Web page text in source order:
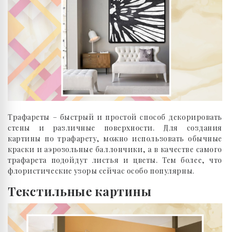
Трафареты – быстрый и простой способ декорировать
стены и различные поверхности. Для создания
картины по трафарету, можно использовать обычные
краски и аэрозольные баллончики, а в качестве самого
трафарета подойдут листья и цветы. Тем более, что
флористические узоры сейчас особо популярны.
Текстильные картины